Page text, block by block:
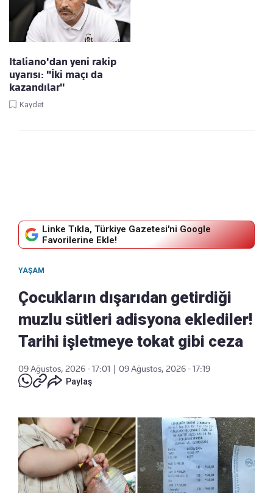
Italiano'dan yeni rakip
uyarısı: "İki maçı da
kazandılar"
Kaydet
Linke Tıkla, Türkiye Gazetesi'ni Google
Favorilerine Ekle!
YAŞAM
Çocukların dışarıdan getirdiği
muzlu sütleri adisyona eklediler!
Tarihi işletmeye tokat gibi ceza
09 Ağustos, 2026 - 17:01
09 Ağustos, 2026 - 17:19
Paylaş